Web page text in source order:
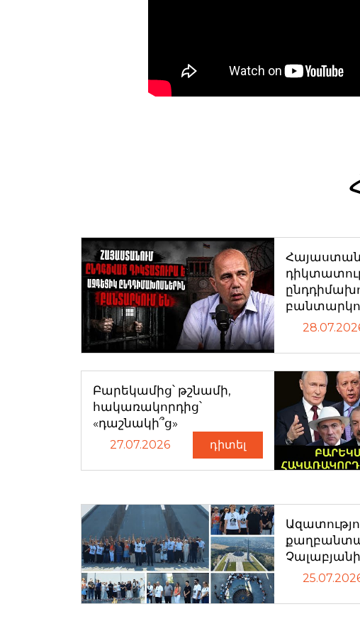
Բարեկամից՝ թշնամի,
հակառակորդից՝
«դաշնակի՞ց»
27.07.2026 դիտել